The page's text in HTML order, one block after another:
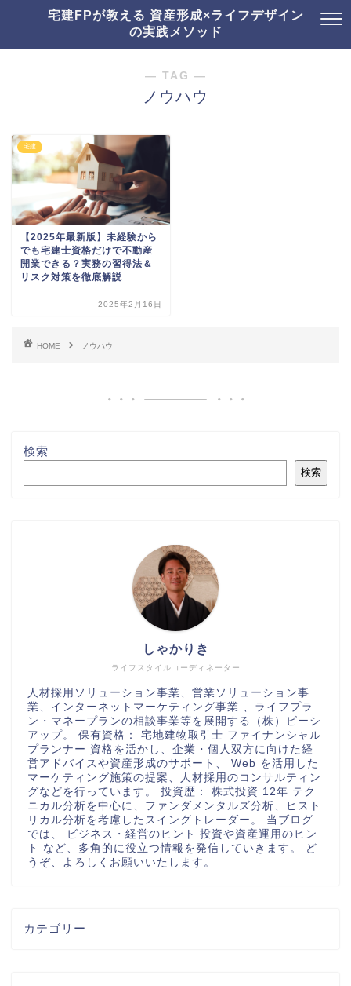
宅建FPが教える 資産形成×ライフデザイン
の実践メソッド
― TAG ―
ノウハウ
宅建
【2025年最新版】未経験から
でも宅建士資格だけで不動産
開業できる？実務の習得法＆
リスク対策を徹底解説
2025年2月16日
HOME ノウハウ
検索
検索
ライフスタイルコーディネーター
しゃかりき
人材採用ソリューション事業、営業ソリューション事
業、インターネットマーケティング事業 、ライフプラ
ン・マネープランの相談事業等を展開する（株）ビーシ
アップ。 保有資格： 宅地建物取引士 ファイナンシャル
プランナー 資格を活かし、企業・個人双方に向けた経
営アドバイスや資産形成のサポート、 Web を活用した
マーケティング施策の提案、人材採用のコンサルティン
グなどを行っています。 投資歴： 株式投資 12年 テク
ニカル分析を中心に、ファンダメンタルズ分析、ヒスト
リカル分析を考慮したスイングトレーダー。 当ブログ
では、 ビジネス・経営のヒント 投資や資産運用のヒン
ト など、多角的に役立つ情報を発信していきます。 ど
うぞ、よろしくお願いいたします。
カテゴリー